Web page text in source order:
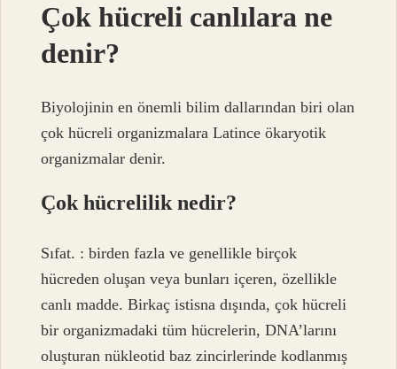
Çok hücreli canlılara ne
denir?
Biyolojinin en önemli bilim dallarından biri olan
çok hücreli organizmalara Latince ökaryotik
organizmalar denir.
Çok hücrelilik nedir?
Sıfat. : birden fazla ve genellikle birçok
hücreden oluşan veya bunları içeren, özellikle
canlı madde. Birkaç istisna dışında, çok hücreli
bir organizmadaki tüm hücrelerin, DNA’larını
oluşturan nükleotid baz zincirlerinde kodlanmış